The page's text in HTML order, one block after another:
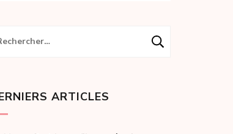
:
ARTICLES